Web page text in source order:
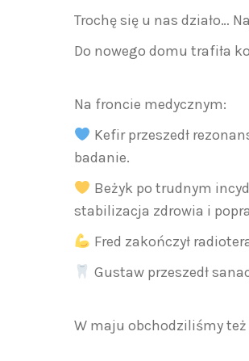
Trochę się u nas działo…
Do nowego domu trafiła
Na froncie medycznym:
Kefir przeszedł
badanie.
Beżyk po trudnym
stabilizacja zdrowia i
Fred zakończył
Gustaw przeszedł
W maju obchodziliśmy